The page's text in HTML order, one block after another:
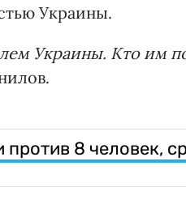
Украины.
Украины. Кто им
8 человек,